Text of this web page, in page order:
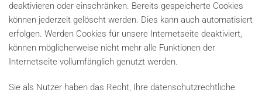
deaktivieren oder einschränken. Bereits gespeicherte Cookies
können jederzeit gelöscht werden. Dies kann auch automatisiert
erfolgen. Werden Cookies für unsere Internetseite deaktiviert,
können möglicherweise nicht mehr alle Funktionen der
Internetseite vollumfänglich genutzt werden.
Sie als Nutzer haben das Recht, Ihre datenschutzrechtliche